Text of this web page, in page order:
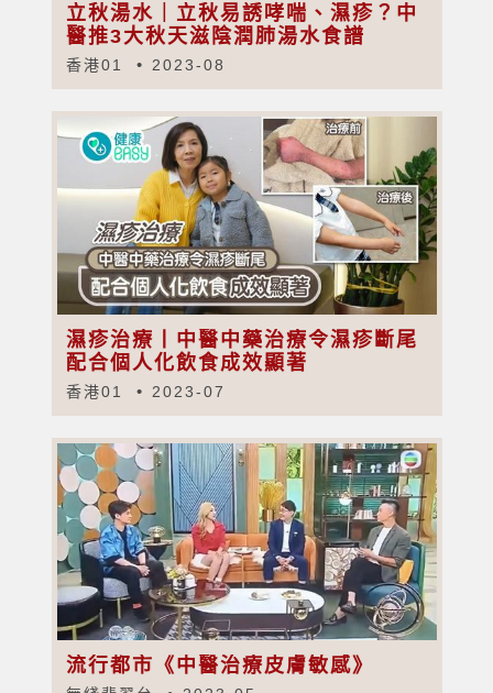
立秋湯水｜立秋易誘哮喘、濕疹？中
醫推3大秋天滋陰潤肺湯水食譜
香港01 2023-08
濕疹治療丨中醫中藥治療令濕疹斷尾
配合個人化飲食成效顯著
香港01 2023-07
流行都市《中醫治療皮膚敏感》